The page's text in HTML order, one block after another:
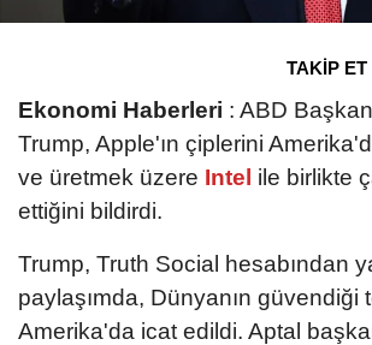
TAKİP ET
Ekonomi Haberleri : ABD
Trump, Apple'ın çiplerini
ve üretmek üzere Intel ile birlikte
ettiğini bildirdi.
Trump, Truth Social hesabından
paylaşımda, Dünyanın güvendiği
Amerika'da icat edildi. Aptal